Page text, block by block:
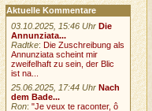
Aktuelle Kommentare
03.10.2025, 15:46 Uhr Die
Annunziata...
Radtke: Die Zuschreibung als
Annunziata scheint mir
zweifelhaft zu sein, der Blic
ist na...
25.06.2025, 17:44 Uhr Nach
dem Bade...
Ron:"Je veux te raconter, ô